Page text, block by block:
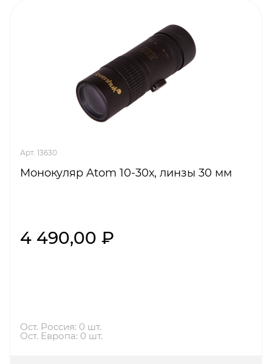
Арт. 13630
Монокуляр Atom 10-30х, линзы 30 мм
4 490,00 ₽
Ост. Россия: 0 шт.
Ост. Европа: 0 шт.